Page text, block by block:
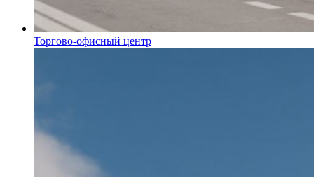
Торгово-офисный центр